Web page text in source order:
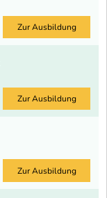
Zur Ausbildung
Zur Ausbildung
Zur Ausbildung